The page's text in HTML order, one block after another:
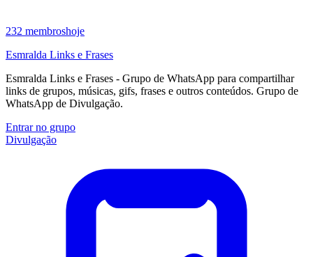
232 membroshoje
Esmralda Links e Frases
Esmralda Links e Frases - Grupo de WhatsApp para compartilhar
links de grupos, músicas, gifs, frases e outros conteúdos. Grupo de
WhatsApp de Divulgação.
Entrar no grupo
Divulgação